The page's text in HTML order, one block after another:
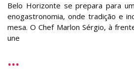
Belo Horizonte se prepara para
enogastronomia, onde tradição e
mesa. O Chef Marlon Sérgio, à
une